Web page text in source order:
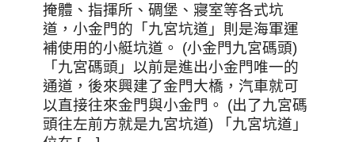
掩體、指揮所、碉堡、寢室等各式坑
道，小金門的「九宮坑道」則是海軍運
補使用的小艇坑道。 (小金門九宮碼頭)
「九宮碼頭」以前是進出小金門唯一的
通道，後來興建了金門大橋，汽車就可
以直接往來金門與小金門。 (出了九宮碼
頭往左前方就是九宮坑道) 「九宮坑道」